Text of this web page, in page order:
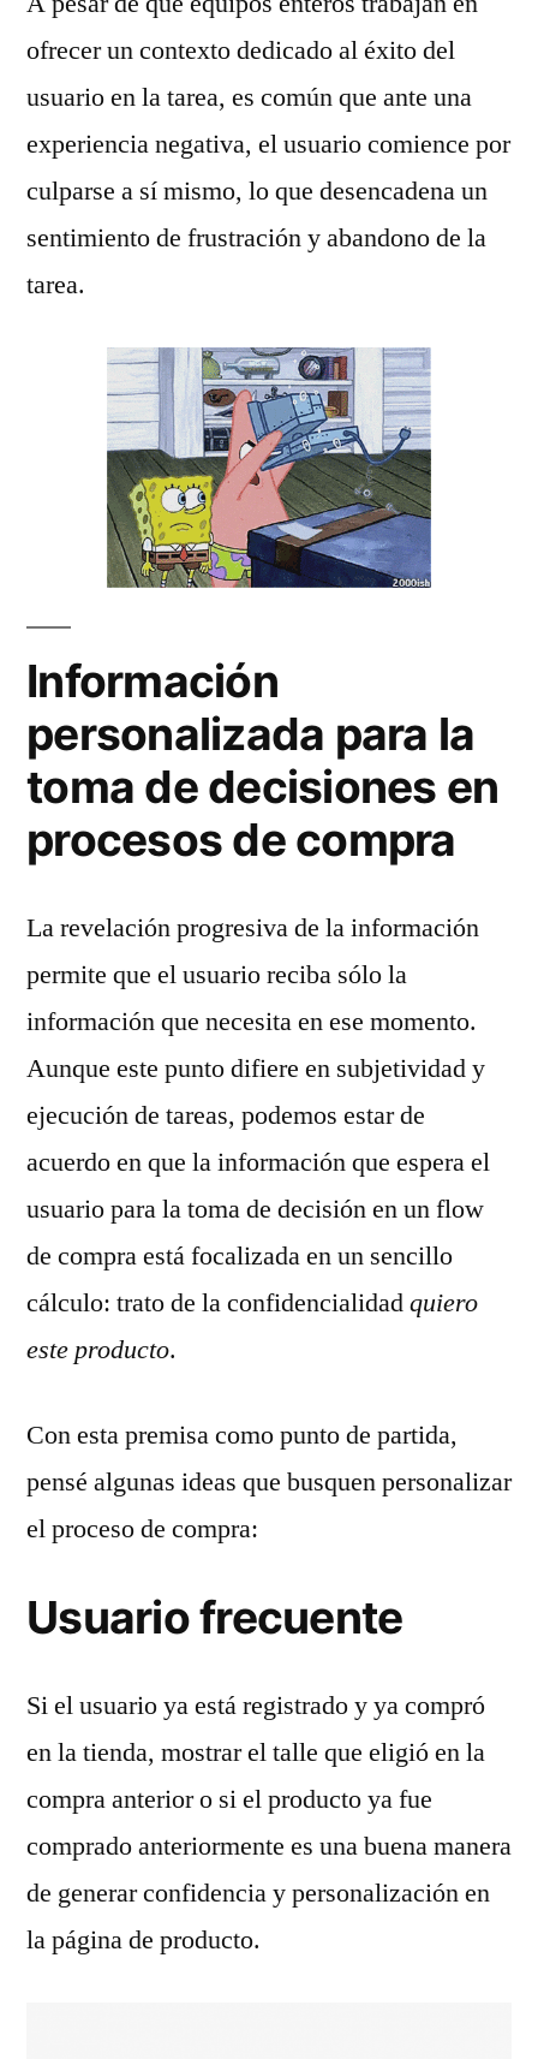
ofrecer un contexto dedicado al éxito del
usuario en la tarea, es común que ante una
experiencia negativa, el usuario comience por
culparse a sí mismo, lo que desencadena un
sentimiento de frustración y abandono de la
tarea.
Información
personalizada para la
toma de decisiones en
procesos de compra
La revelación progresiva de la información
permite que el usuario reciba sólo la
información que necesita en ese momento.
Aunque este punto difiere en subjetividad y
ejecución de tareas, podemos estar de
acuerdo en que la información que espera el
usuario para la toma de decisión en un flow
de compra está focalizada en un sencillo
cálculo: trato de la confidencialidadquiero
este producto.
Con esta premisa como punto de partida,
pensé algunas ideas que busquen personalizar
el proceso de compra:
Usuario frecuente
Si el usuario ya está registrado y ya compró
en la tienda, mostrar el talle que eligió en la
compra anterior o si el producto ya fue
comprado anteriormente es una buena manera
de generar confidencia y personalización en
la página de producto.